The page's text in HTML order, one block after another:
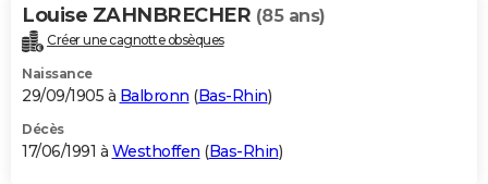
Louise ZAHNBRECHER (85 ans)
Créer une cagnotte obsèques
Naissance
29/09/1905 à Balbronn (Bas-Rhin)
Décès
17/06/1991 à Westhoffen (Bas-Rhin)